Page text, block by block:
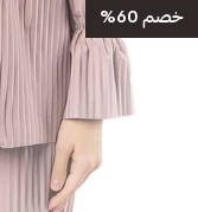
خصم 60%